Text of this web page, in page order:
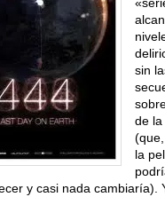
sin
de la
la
y casi nada cambiaría).